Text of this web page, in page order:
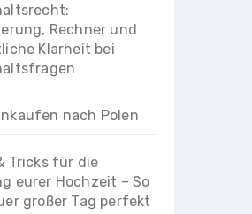
Rechner und
Klarheit bei
nach Polen
Tricks für die
eurer Hochzeit – So
großer Tag perfekt